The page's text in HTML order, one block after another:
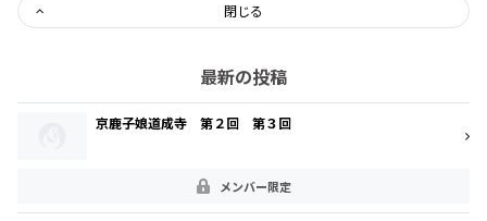
閉じる
最新の投稿
京鹿子娘道成寺 第２回 第３回
メンバー限定